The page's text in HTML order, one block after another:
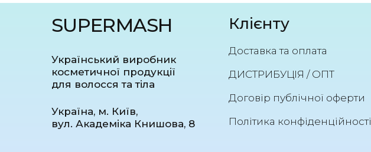
SUPERMASH
Український виробник
косметичної продукції
для волосся та тіла
Україна, м. Київ,
вул. Академіка Книшова, 8
Клієнту
Доставка та оплата
ДИСТРИБУЦІЯ / ОПТ
Договір публічної оферти
Політика конфіденційності